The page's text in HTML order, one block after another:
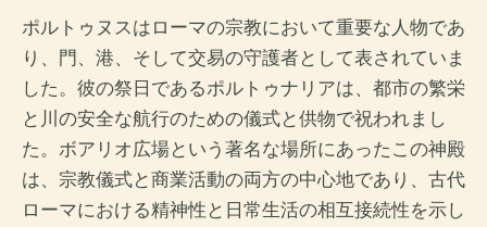
ポルトゥヌスはローマの宗教において重要な人物であ
り、門、港、そして交易の守護者として表されていま
した。彼の祭日であるポルトゥナリアは、都市の繁栄
と川の安全な航行のための儀式と供物で祝われまし
た。ボアリオ広場という著名な場所にあったこの神殿
は、宗教儀式と商業活動の両方の中心地であり、古代
ローマにおける精神性と日常生活の相互接続性を示し